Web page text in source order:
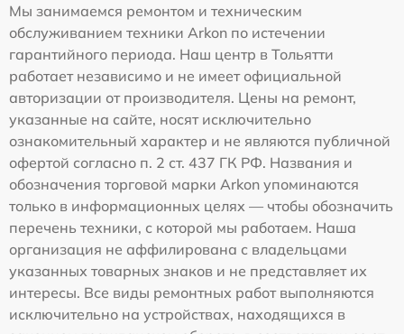
Мы занимаемся ремонтом и техническим
обслуживанием техники Arkon по истечении
гарантийного периода. Наш центр в Тольятти
работает независимо и не имеет официальной
авторизации от производителя. Цены на ремонт,
указанные на сайте, носят исключительно
ознакомительный характер и не являются публичной
офертой согласно п. 2 ст. 437 ГК РФ. Названия и
обозначения торговой марки Arkon упоминаются
только в информационных целях — чтобы обозначить
перечень техники, с которой мы работаем. Наша
организация не аффилирована с владельцами
указанных товарных знаков и не представляет их
интересы. Все виды ремонтных работ выполняются
исключительно на устройствах, находящихся в